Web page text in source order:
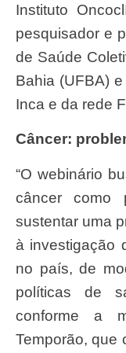
Instituto
pesquisador e
de Saúde
Bahia (UFBA)
Inca e da rede
Câncer:
“O webinário busca, a partir da abordagem do
câncer como
sustentar uma
à investigação
no país, de
políticas de
conforme a
Temporão, que